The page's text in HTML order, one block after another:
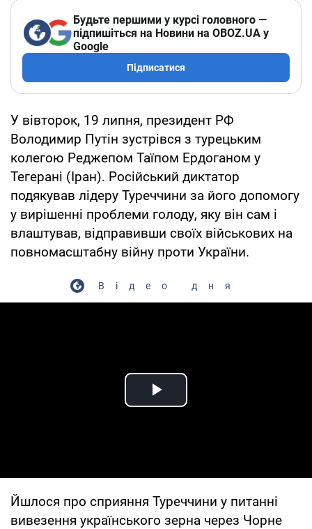
Будьте першими у курсі головного —
підпишіться на Новини на OBOZ.UA у
Google
Підписатися
У вівторок, 19 липня, президент РФ
Володимир Путін зустрівся з турецьким
колегою Реджепом Таїпом Ердоганом у
Тегерані (Іран). Російський диктатор
подякував лідеру Туреччини за його допомогу
у вирішенні проблеми голоду, яку він сам і
влаштував, відправивши своїх військових на
повномасштабну війну проти України.
Відео дня
Play Video
Йшлося про сприяння Туреччини у питанні
вивезення українського зерна через Чорне